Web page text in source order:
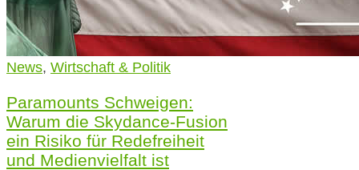
News, Wirtschaft & Politik
Paramounts Schweigen:
Warum die Skydance-Fusion
ein Risiko für Redefreiheit
und Medienvielfalt ist